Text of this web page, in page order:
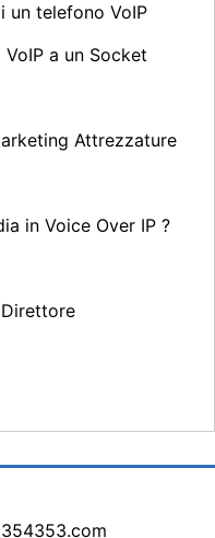
un telefono VoIP
a un Socket
Attrezzature
in Voice Over IP ?